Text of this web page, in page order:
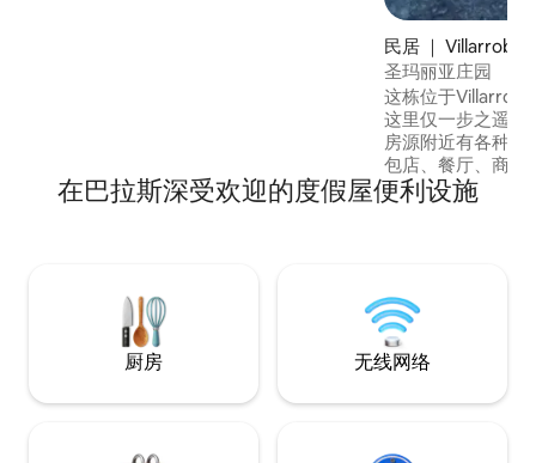
民居 ｜
圣玛丽亚庄园
这栋位于
这里仅一步之遥，
房源附近有各种服
包店、餐厅、商业等。 距离
和Ramon y Cajal广
景点： Alfarería Tinajera诠释中心。 圣布
在巴拉斯深受欢迎的度假屋便利设施
厨房 无线网络